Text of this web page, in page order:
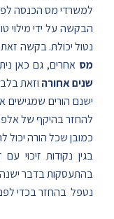
למשרדי מס הכנסה
נטול יכולת. בקשה
מס אחרים, גם כאן
שנים אחורה וזאת
ישנם הורים
להחזר בהיקף של
כמובן שכל הורה
בגין נקודות זיכוי
בהתעסקות בדבר
נטפל בהחזר בכדי